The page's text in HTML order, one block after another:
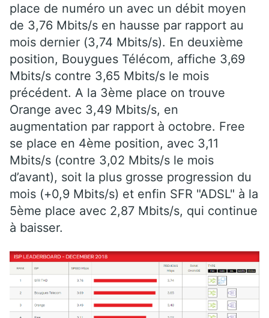
place de numéro un avec un débit moyen
de 3,76 Mbits/s en hausse par rapport au
mois dernier (3,74 Mbits/s). En deuxième
position, Bouygues Télécom, affiche 3,69
Mbits/s contre 3,65 Mbits/s le mois
précédent. A la 3ème place on trouve
Orange avec 3,49 Mbits/s, en
augmentation par rapport à octobre. Free
se place en 4ème position, avec 3,11
Mbits/s (contre 3,02 Mbits/s le mois
d’avant), soit la plus grosse progression du
mois (+0,9 Mbits/s) et enfin SFR "ADSL" à la
5ème place avec 2,87 Mbits/s, qui continue
à baisser.